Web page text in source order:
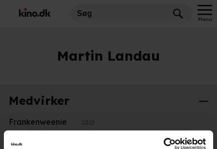
Menu
Martin Landau
Medvirker
Frankenweenie 2013
Små og store synder (1989)